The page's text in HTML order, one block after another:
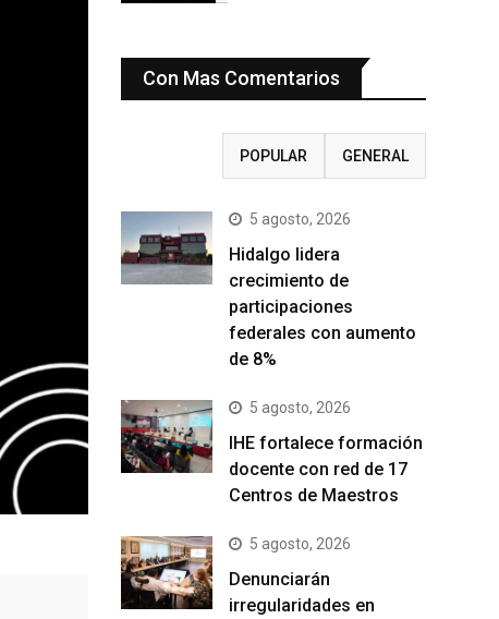
Con Mas Comentarios
POPULAR GENERAL
5 agosto, 2026
Hidalgo lidera
crecimiento de
participaciones
federales con aumento
de 8%
5 agosto, 2026
IHE fortalece formación
docente con red de 17
Centros de Maestros
5 agosto, 2026
Denunciarán
irregularidades en